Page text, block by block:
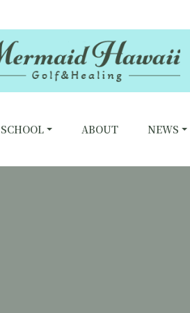
SCHOOL ABOUT NEWS